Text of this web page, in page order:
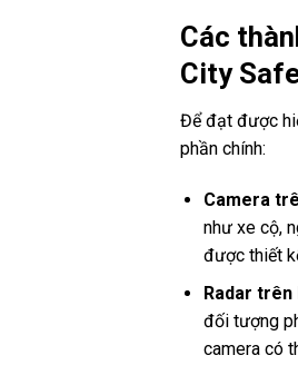
Các
City
Để đạt được
phần chính:
Camera
như xe cộ,
được thiết
Radar trên
đối tượng
camera có